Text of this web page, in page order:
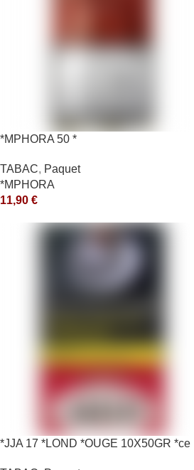
*MPHORA 50 *
TABAC, Paquet
*MPHORA
11,90 €
*JJA 17 *LOND *OUGE 10X50GR *ce